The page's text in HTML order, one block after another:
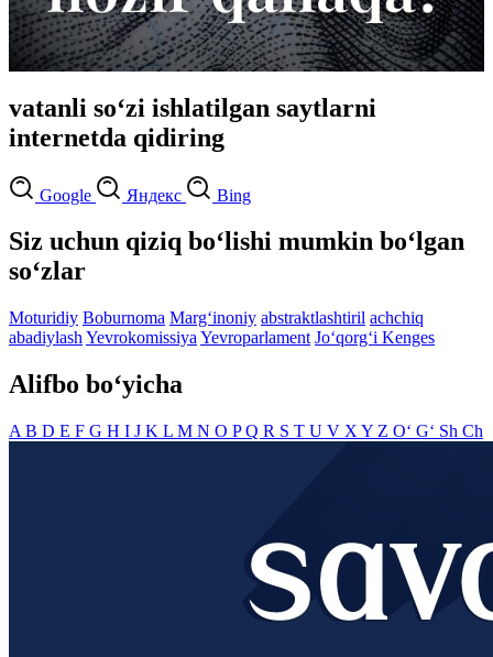
vatanli so‘zi ishlatilgan saytlarni
internetda qidiring
Google Яндекс Bing
Siz uchun qiziq bo‘lishi mumkin bo‘lgan
so‘zlar
Moturidiy Boburnoma Marg‘inoniy abstraktlashtiril achchiq
abadiylash Yevrokomissiya Yevroparlament Jo‘qorg‘i Kenges
Alifbo bo‘yicha
A B D E F G H I J K L M N O PQ R S T U V X Y Z O‘ G‘ Sh Ch